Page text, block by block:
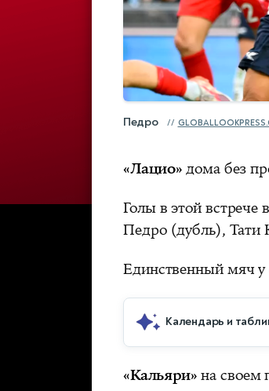
Педро
«Лацио»дома без
Голы в этой
Педро (дубль), Тати
Единственный мяч у
Календарь и
«Кальяри»на своем